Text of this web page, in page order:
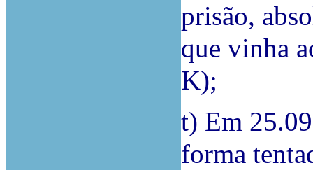
prisão,
que vinha
K);
t) Em
forma